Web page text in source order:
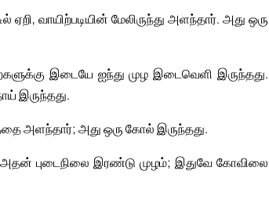
வாயிற்படியின் மேலிருந்து அளந்தார். அது ஒரு
இடையே ஐந்து முழ இடைவெளி இருந்தது.
இருந்தது.
அளந்தார்; அது ஒரு கோல் இருந்தது.
புடைநிலை இரண்டு முழம்; இதுவே கோவிலை